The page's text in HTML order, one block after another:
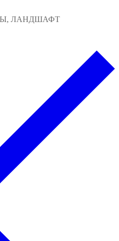
ЛАНДШАФТ